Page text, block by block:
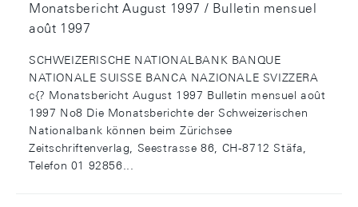
Monatsbericht August 1997 / Bulletin mensuel
août 1997
SCHWEIZERISCHE NATIONALBANK BANQUE
NATIONALE SUISSE BANCA NAZIONALE SVIZZERA
c{? Monatsbericht August 1997 Bulletin mensuel août
1997 No8 Die Monatsberichte der Schweizerischen
Nationalbank können beim Zürichsee
Zeitschriftenverlag, Seestrasse 86, CH-8712 Stäfa,
Telefon 01 92856...